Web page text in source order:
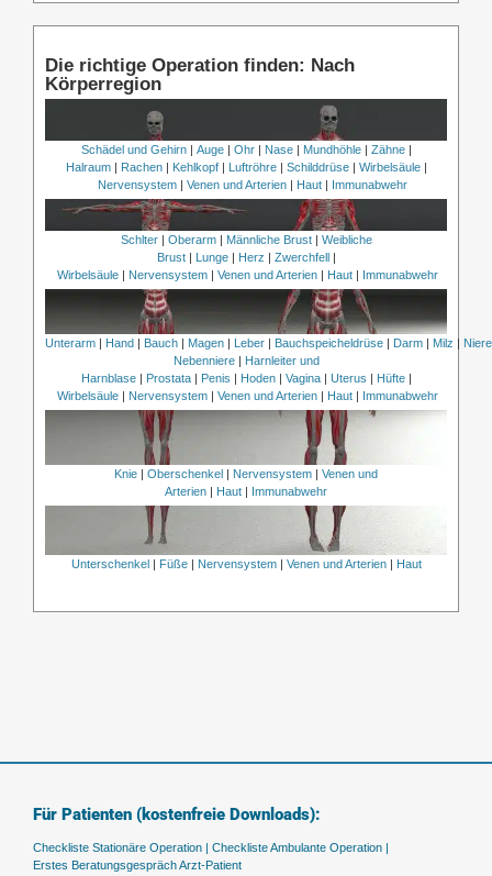
Die richtige Operation finden: Nach
Körperregion
Schädel und Gehirn| Auge| Ohr| Nase| Mundhöhle| Zähne|
Halraum| Rachen| Kehlkopf| Luftröhre| Schilddrüse| Wirbelsäule|
Nervensystem | Venen und Arterien | Haut | Immunabwehr
Schlter| Oberarm| Männliche Brust| Weibliche
Brust| Lunge| Herz | Zwerchfell|
Wirbelsäule | Nervensystem | Venen und Arterien | Haut | Immunabwehr
Unterarm| Hand| Bauch| Magen| Leber| Bauchspeicheldrüse| Darm| Milz |
Nebenniere| Harnleiter und
Harnblase| Prostata| Penis | Hoden| Vagina| Uterus | Hüfte|
Wirbelsäule | Nervensystem | Venen und Arterien | Haut | Immunabwehr
Knie Oberschenkel Nervensystem
Venen und
Arterien
Haut Immunabwehr
Unterschenkel Füße| Nervensystem| Venen und Arterien| Haut
Für Patienten (kostenfreie Downloads):
Checkliste Stationäre Operation | Checkliste Ambulante Operation |
Erstes Beratungsgespräch Arzt-Patient